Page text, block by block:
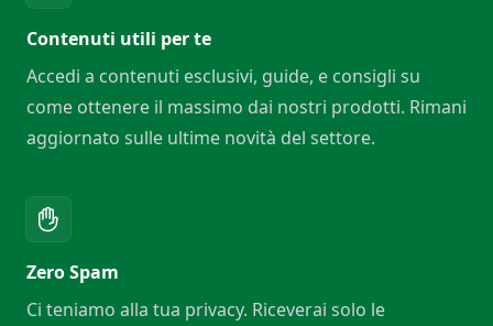
Contenuti utili per te
Accedi a contenuti esclusivi, guide, e consigli su
come ottenere il massimo dai nostri prodotti. Rimani
aggiornato sulle ultime novità del settore.
Zero Spam
Ci teniamo alla tua privacy. Riceverai solo le